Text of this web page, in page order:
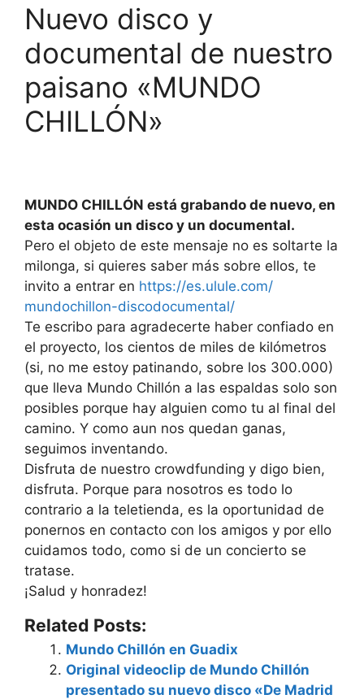
Nuevo disco y
documental de nuestro
paisano «MUNDO
CHILLÓN»
MUNDO CHILLÓN está grabando de nuevo, en
esta ocasión un disco y un documental.
Pero el objeto de este mensaje no es soltarte la
milonga, si quieres saber más sobre ellos, te
invito a entrar en https://es.ulule.com/
mundochillon-discodocumental/
Te escribo para agradecerte haber confiado en
el proyecto, los cientos de miles de kilómetros
(si, no me estoy patinando, sobre los 300.000)
que lleva Mundo Chillón a las espaldas solo son
posibles porque hay alguien como tu al final del
camino. Y como aun nos quedan ganas,
seguimos inventando.
Disfruta de nuestro crowdfunding y digo bien,
disfruta. Porque para nosotros es todo lo
contrario a la teletienda, es la oportunidad de
ponernos en contacto con los amigos y por ello
cuidamos todo, como si de un concierto se
tratase.
¡Salud y honradez!
Related Posts:
Mundo Chillón en Guadix
Original videoclip de Mundo Chillón
presentado su nuevo disco «De Madrid